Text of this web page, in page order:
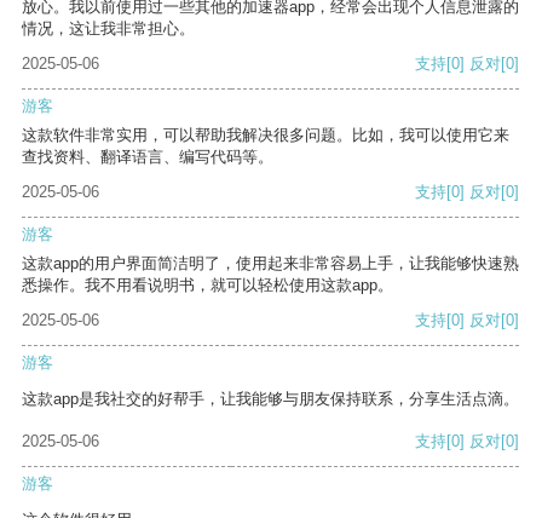
放心。我以前使用过一些其他的加速器app，经常会出现个人信息泄露的
情况，这让我非常担心。
2025-05-06
支持[0] 反对[0]
游客
这款软件非常实用，可以帮助我解决很多问题。比如，我可以使用它来
查找资料、翻译语言、编写代码等。
2025-05-06
支持[0] 反对[0]
游客
这款app的用户界面简洁明了，使用起来非常容易上手，让我能够快速熟
悉操作。我不用看说明书，就可以轻松使用这款app。
2025-05-06
支持[0] 反对[0]
游客
这款app是我社交的好帮手，让我能够与朋友保持联系，分享生活点滴。
2025-05-06 支持[0] 反对[0]
游客